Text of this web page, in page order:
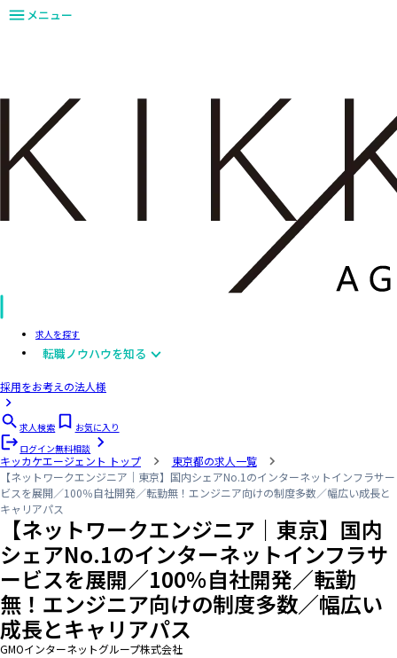
メニュー
求人を探す
転職ノウハウを知る
採用をお考えの法人様
求人検索
お気に入り
ログイン無料相談
キッカケエージェント トップ
東京都の求人一覧
【ネットワークエンジニア｜東京】国内シェアNo.1のインターネットインフラサー
ビスを展開／100％自社開発／転勤無！エンジニア向けの制度多数／幅広い成長と
キャリアパス
【ネットワークエンジニア｜東京】国内
シェアNo.1のインターネットインフラサ
ービスを展開／100％自社開発／転勤
無！エンジニア向けの制度多数／幅広い
成長とキャリアパス
GMOインターネットグループ株式会社